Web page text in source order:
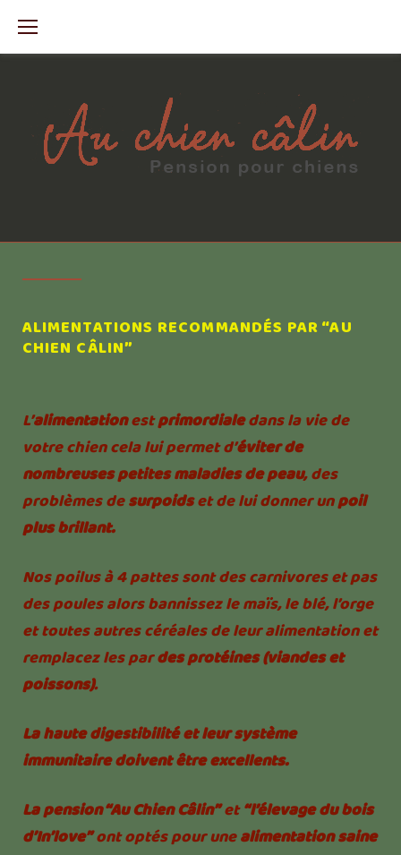
ALIMENTATION
ALIMENTATIONS RECOMMANDÉS PAR “AU
CHIEN CÂLIN”
L’alimentationestprimordialedans la vie de
votre chien cela lui permet d’éviter de
nombreuses petites maladies de peau, des
problèmes desurpoidset de lui donner unpoil
plus brillant.
Nos poilus à 4 pattes sont des carnivores et pas
des poules alors bannissez le maïs, le blé, l’orge
et toutes autres céréales de leur alimentation et
remplacez les pardes protéines (viandes et
poissons).
La haute digestibilité et leur système
immunitaire doivent être excellents.
La pension “Au Chien Câlin”et“l’élevage du bois
d’In’love”ont optés pour unealimentation saine